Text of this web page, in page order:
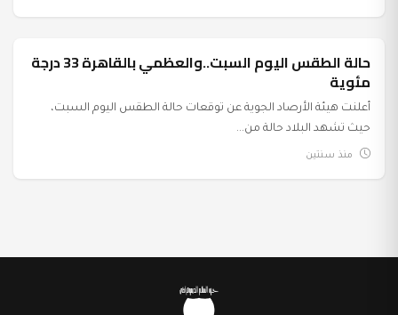
عرب وعالم حالة الطقس اليوم السبت..والعظمي بالقاهرة 33 درجة
مئوية
أعلنت هيئة الأرصاد الجوية عن توقعات حالة الطقس اليوم السبت،
حيث تشهد البلاد حالة من...
منذ سنتين